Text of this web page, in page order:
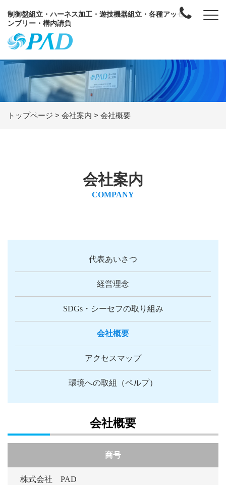
制御盤組立・ハーネス加工・遊技機器組立・各種アッセ
ンブリー・構内請負
トップページ > 会社案内 > 会社概要
会社案内
COMPANY
代表あいさつ
経営理念
SDGs・シーセフの取り組み
会社概要
アクセスマップ
環境への取組（ペルプ）
会社概要
商号
株式会社 PAD